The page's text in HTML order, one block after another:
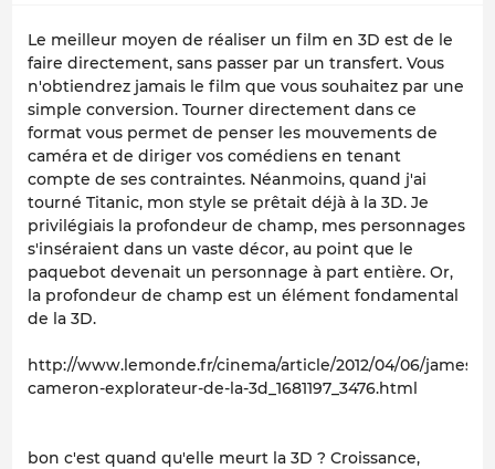
Le meilleur moyen de réaliser un film en 3D est de le
faire directement, sans passer par un transfert. Vous
n'obtiendrez jamais le film que vous souhaitez par une
simple conversion. Tourner directement dans ce
format vous permet de penser les mouvements de
caméra et de diriger vos comédiens en tenant
compte de ses contraintes. Néanmoins, quand j'ai
tourné Titanic, mon style se prêtait déjà à la 3D. Je
privilégiais la profondeur de champ, mes personnages
s'inséraient dans un vaste décor, au point que le
paquebot devenait un personnage à part entière. Or,
la profondeur de champ est un élément fondamental
de la 3D.
http://www.lemonde.fr/cinema/article/2012/04/06/james-
cameron-explorateur-de-la-3d_1681197_3476.html
bon c'est quand qu'elle meurt la 3D ? Croissance,